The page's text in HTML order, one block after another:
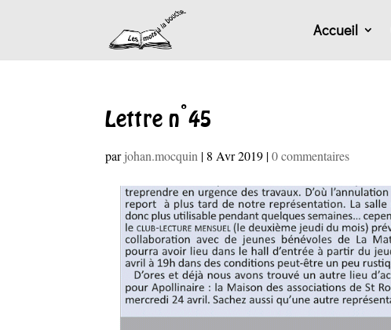
Accueil
Lettre n°45
parjohan.mocquin | 8 Avr 2019 |0 commentaires